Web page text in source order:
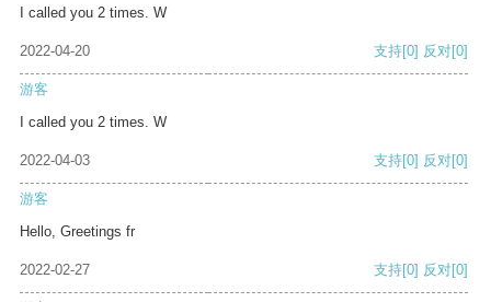
I called you 2 times. W
2022-04-20 支持[0] 反对[0]
游客
I called you 2 times. W
2022-04-03 支持[0] 反对[0]
游客
Hello, Greetings fr
2022-02-27 支持[0] 反对[0]